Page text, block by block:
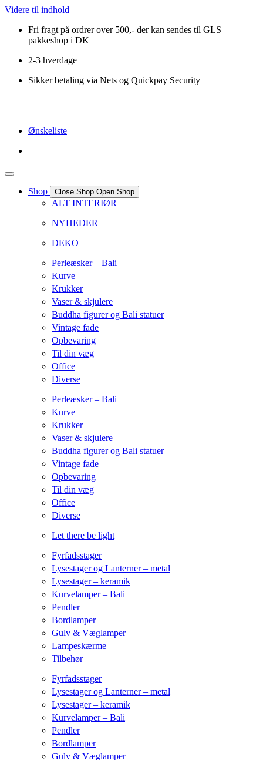
Videre til indhold
Fri fragt på ordrer over 500,- der kan sendes til GLS
pakkeshop i DK
2-3 hverdage
Sikker betaling via Nets og Quickpay Security
Ønskeliste
Shop Close Shop Open Shop
ALT INTERIØR
NYHEDER
DEKO
Perleæsker – Bali
Kurve
Krukker
Vaser & skjulere
Buddha figurer og Bali statuer
Vintage fade
Opbevaring
Til din væg
Office
Diverse
Perleæsker – Bali
Kurve
Krukker
Vaser & skjulere
Buddha figurer og Bali statuer
Vintage fade
Opbevaring
Til din væg
Office
Diverse
Let there be light
Fyrfadsstager
Lysestager og Lanterner – metal
Lysestager – keramik
Kurvelamper – Bali
Pendler
Bordlamper
Gulv & Væglamper
Lampeskærme
Tilbehør
Fyrfadsstager
Lysestager og Lanterner – metal
Lysestager – keramik
Kurvelamper – Bali
Pendler
Bordlamper
Gulv & Væglamper